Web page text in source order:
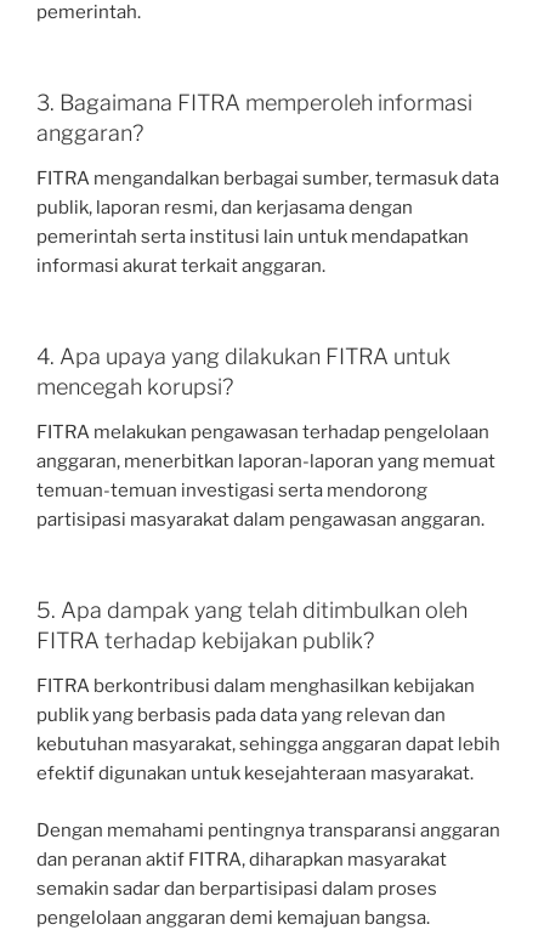
pemerintah.
3. Bagaimana FITRA memperoleh informasi
anggaran?
FITRA mengandalkan berbagai sumber, termasuk data
publik, laporan resmi, dan kerjasama dengan
pemerintah serta institusi lain untuk mendapatkan
informasi akurat terkait anggaran.
4. Apa upaya yang dilakukan FITRA untuk
mencegah korupsi?
FITRA melakukan pengawasan terhadap pengelolaan
anggaran, menerbitkan laporan-laporan yang memuat
temuan-temuan investigasi serta mendorong
partisipasi masyarakat dalam pengawasan anggaran.
5. Apa dampak yang telah ditimbulkan oleh
FITRA terhadap kebijakan publik?
FITRA berkontribusi dalam menghasilkan kebijakan
publik yang berbasis pada data yang relevan dan
kebutuhan masyarakat, sehingga anggaran dapat lebih
efektif digunakan untuk kesejahteraan masyarakat.
Dengan memahami pentingnya transparansi anggaran
dan peranan aktif FITRA, diharapkan masyarakat
semakin sadar dan berpartisipasi dalam proses
pengelolaan anggaran demi kemajuan bangsa.